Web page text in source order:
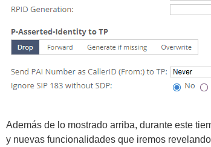
Además de lo mostrado arriba, durante este
y nuevas funcionalidades que iremos